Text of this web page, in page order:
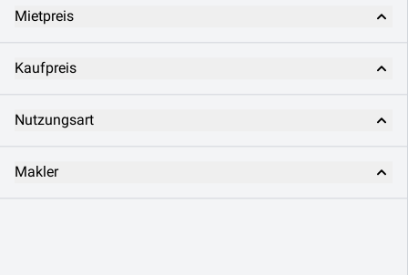
Mietpreis
Kaufpreis
Nutzungsart
Makler